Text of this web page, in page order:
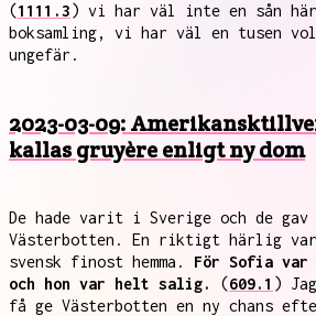
(1111.3) vi har väl inte en sån
boksamling, vi har väl en tusen
ungefär.
2023-03-09:
kallas gruyère enligt ny dom
De hade varit i Sverige och de
Västerbotten. En riktigt härlig
svensk finost hemma. För Sofia var
och hon var helt salig.
(609.1 )
få ge Västerbotten en ny chans